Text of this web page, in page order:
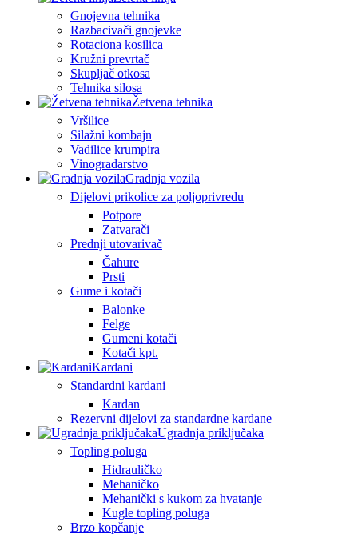
Gnojevna tehnika
Razbacivači gnojevke
Rotaciona kosilica
Kružni prevrtač
Skupljač otkosa
Tehnika silosa
Žetvena tehnika
Vršilice
Silažni kombajn
Vadilice krumpira
Vinogradarstvo
Gradnja vozila
Dijelovi prikolice za poljoprivredu
Potpore
Zatvarači
Prednji utovarivač
Čahure
Prsti
Gume i kotači
Balonke
Felge
Gumeni kotači
Kotači kpt.
Kardani
Standardni kardani
Kardan
Rezervni dijelovi za standardne kardane
Ugradnja priključaka
Topling poluga
Hidrauličko
Mehaničko
Mehanički s kukom za hvatanje
Kugle topling poluga
Brzo kopčanje